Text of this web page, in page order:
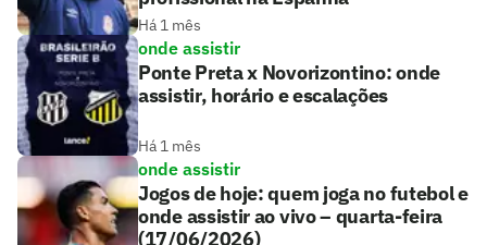
Há 1 mês
onde assistir
Ponte Preta x Novorizontino: onde
assistir, horário e escalações
Há 1 mês
onde assistir
Jogos de hoje: quem joga no futebol e
onde assistir ao vivo – quarta-feira
(17/06/2026)